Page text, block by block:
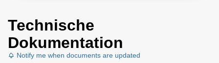
Technische
Dokumentation
Notify me when documents are updated